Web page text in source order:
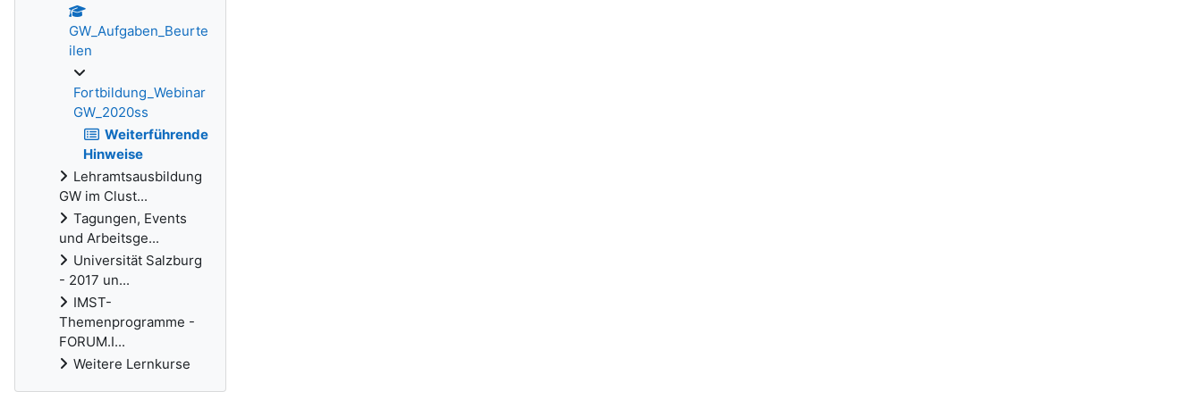
GW_Aufgaben_Beurte
ilen
Fortbildung_Webinar
GW_2020ss
Weiterführende
Hinweise
Lehramtsausbildung
GW im Clust...
Tagungen, Events
und Arbeitsge...
Universität Salzburg
- 2017 un...
IMST-
Themenprogramme -
FORUM.I...
Weitere Lernkurse